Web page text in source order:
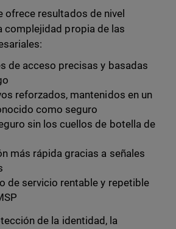
ofrece resultados de nivel
complejidad propia de las
de acceso precisas y basadas
reforzados, mantenidos en un
como seguro
sin los cuellos de botella de
más rápida gracias a señales
de servicio rentable y repetible
de la identidad, la